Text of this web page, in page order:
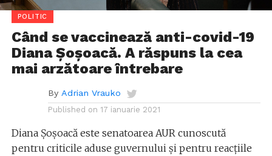
POLITIC
Când se vaccinează anti-covid-19
Diana Șoșoacă. A răspuns la cea
mai arzătoare întrebare
By Adrian Vrauko
Published on 17 ianuarie 2021
Diana Șoșoacă este senatoarea AUR cunoscută
pentru criticile aduse guvernului și pentru reacțiile